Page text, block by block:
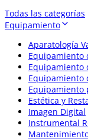
Todas las categorías
Equipamiento
Aparatología
Equipamiento
Equipamiento
Equipamiento
Equipamiento
Estética y
Imagen Digital
Instrumental